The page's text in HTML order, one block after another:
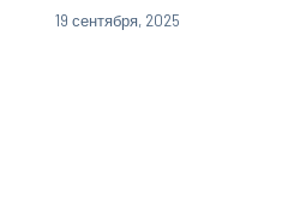
19 сентября, 2025